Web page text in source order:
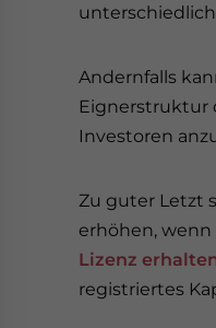
Andernfalls
Eignerstruktur
Investoren
Zu guter Letzt
erhöhen, wenn
Lizenz
registriertes